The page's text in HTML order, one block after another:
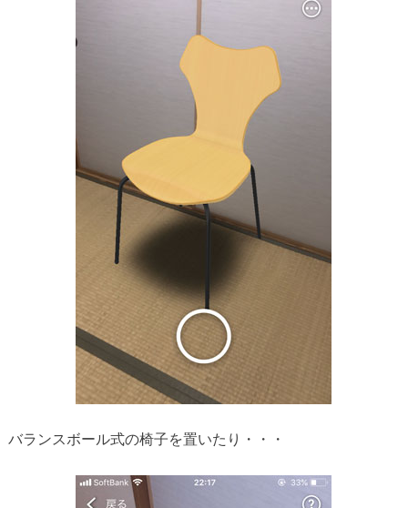
バランスボール式の椅子を置いたり・・・